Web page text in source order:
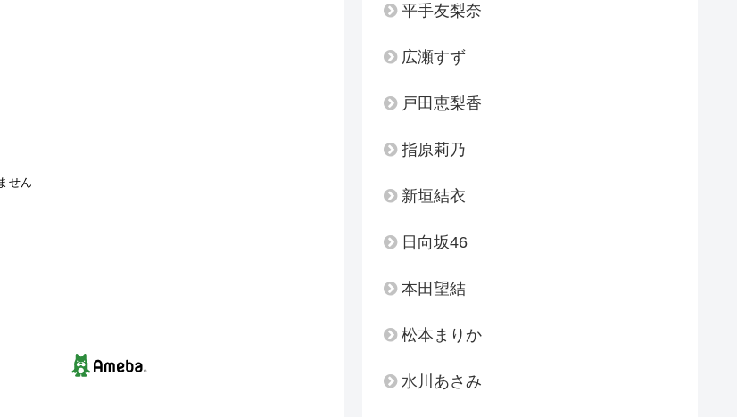
平手友梨奈
広瀬すず
戸田恵梨香
指原莉乃
新垣結衣
日向坂46
本田望結
松本まりか
水川あさみ